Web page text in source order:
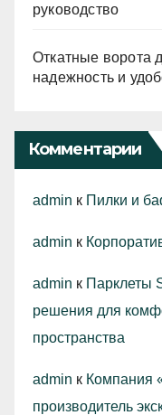
руководство
Откатные ворота
надежность и
Комментарии
admin к Пилки и
admin к
admin к Парклеты
решения для
пространства
admin к Компания
производитель